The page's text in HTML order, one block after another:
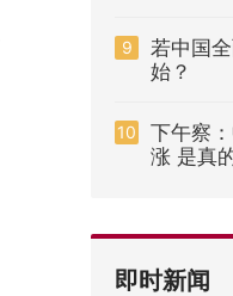
9
若中国
始？
10
下午察
涨 是真
即时新闻